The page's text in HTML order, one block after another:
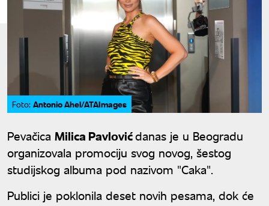
Foto: Antonio Ahel/ATAImages
Pevačica Milica Pavlovićdanas je u Beogradu
organizovala promociju svog novog, šestog
studijskog albuma pod nazivom "Caka".
Publici je poklonila deset novih pesama, dok će